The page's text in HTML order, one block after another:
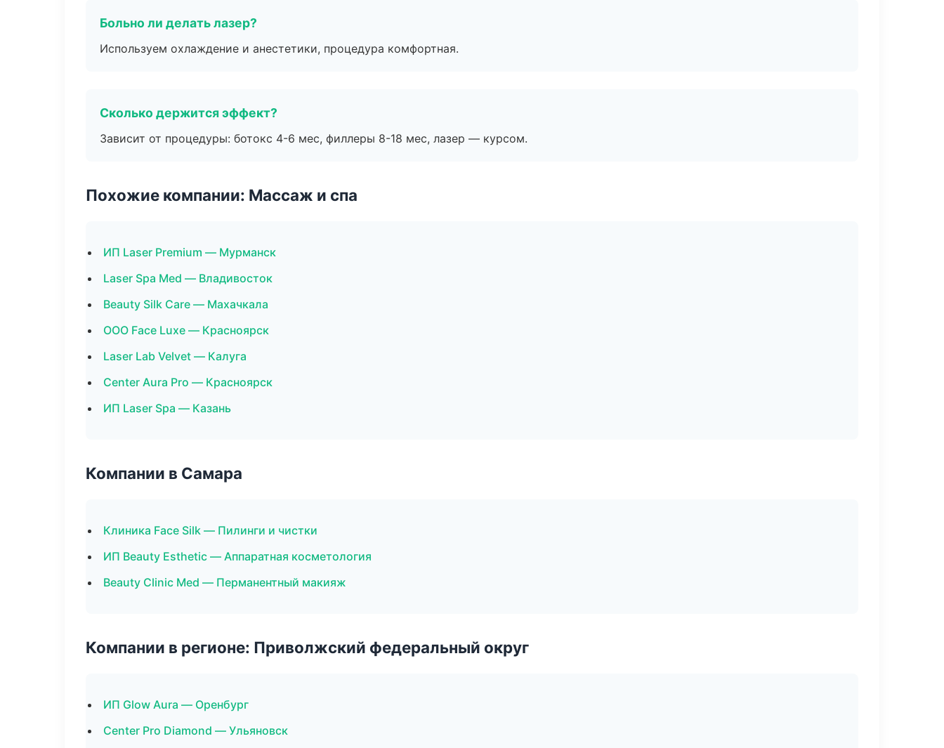
Больно ли делать лазер?
Используем охлаждение и анестетики, процедура комфортная.
Сколько держится эффект?
Зависит от процедуры: ботокс 4-6 мес, филлеры 8-18 мес, лазер — курсом.
Похожие компании: Массаж и спа
ИП Laser Premium — Мурманск
Laser Spa Med — Владивосток
Beauty Silk Care — Махачкала
ООО Face Luxe — Красноярск
Laser Lab Velvet — Калуга
Center Aura Pro — Красноярск
ИП Laser Spa — Казань
Компании в Самара
Клиника Face Silk — Пилинги и чистки
ИП Beauty Esthetic — Аппаратная косметология
Beauty Clinic Med — Перманентный макияж
Компании в регионе: Приволжский федеральный округ
ИП Glow Aura — Оренбург
Center Pro Diamond — Ульяновск